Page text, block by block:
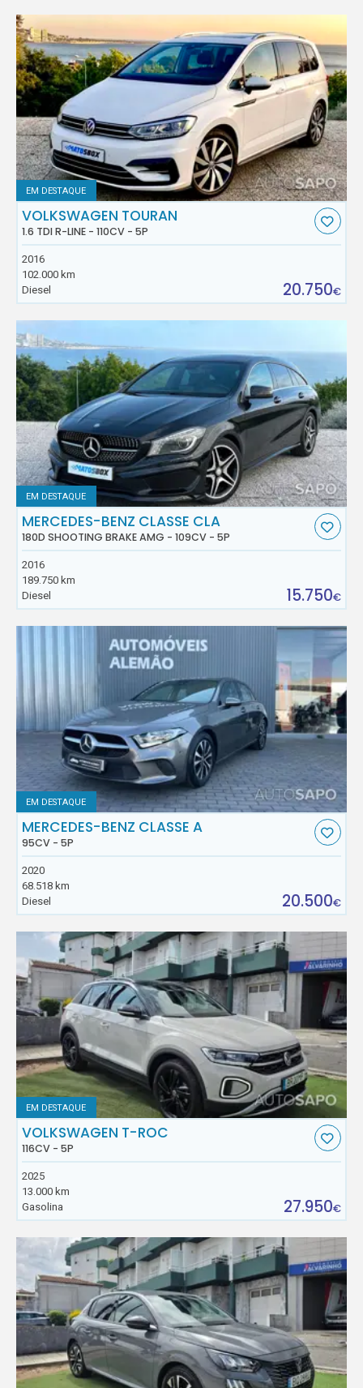
EM DESTAQUE
VOLKSWAGEN TOURAN
1.6 TDI R-LINE - 110CV - 5P
2016
102.000 km
Diesel
20.750€
EM DESTAQUE
MERCEDES-BENZ CLASSE CLA
180D SHOOTING BRAKE AMG - 109CV - 5P
2016
189.750 km
Diesel
15.750€
EM DESTAQUE
MERCEDES-BENZ CLASSE A
95CV - 5P
2020
68.518 km
Diesel
20.500€
EM DESTAQUE
VOLKSWAGEN T-ROC
116CV - 5P
2025
13.000 km
Gasolina
27.950€